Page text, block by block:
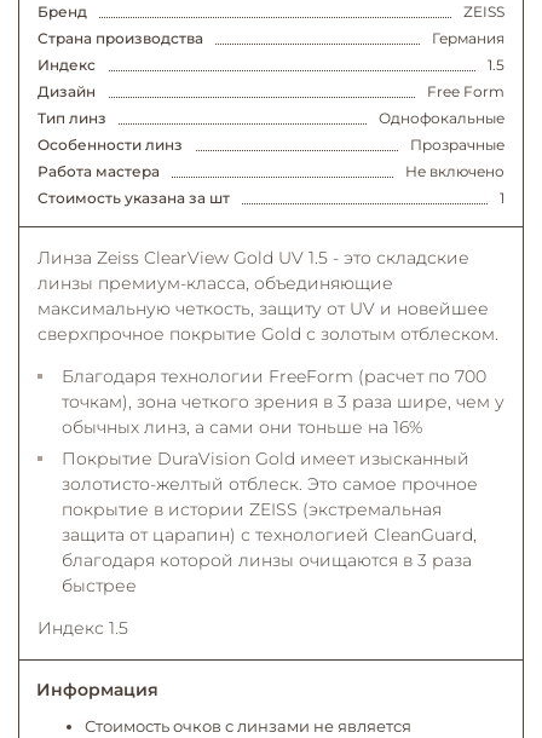
Бренд
ZEISS
Страна производства
Германия
Индекс
1.5
Дизайн
Free Form
Тип линз
Однофокальные
Особенности линз
Прозрачные
Работа мастера
Не включено
Стоимость указана за шт
1
Линза Zeiss ClearView Gold UV 1.5 - это складские
линзы премиум-класса, объединяющие
максимальную четкость, защиту от UV и новейшее
сверхпрочное покрытие Gold с золотым отблеском.
Благодаря технологии FreeForm (расчет по 700
точкам), зона четкого зрения в 3 раза шире, чем у
обычных линз, а сами они тоньше на 16%
Покрытие DuraVision Gold имеет изысканный
золотисто-желтый отблеск. Это самое прочное
покрытие в истории ZEISS (экстремальная
защита от царапин) с технологией CleanGuard,
благодаря которой линзы очищаются в 3 раза
быстрее
Индекс 1.5
Информация
Стоимость очков с линзами не является